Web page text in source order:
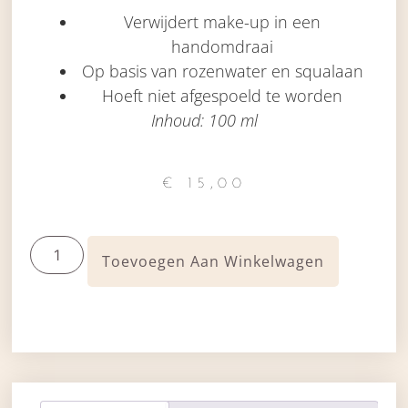
Verwijdert make-up in een
handomdraai
Op basis van rozenwater en squalaan
Hoeft niet afgespoeld te worden
Inhoud: 100 ml
€ 15,00
Toevoegen Aan Winkelwagen